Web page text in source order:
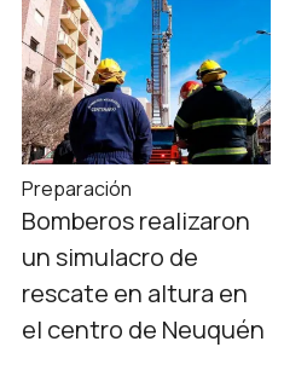
Preparación
Bomberos realizaron
un simulacro de
rescate en altura en
el centro de Neuquén